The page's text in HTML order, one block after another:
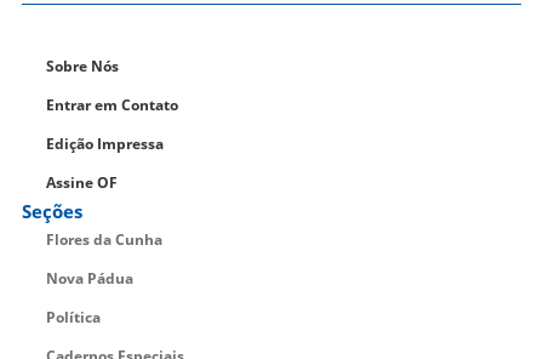
Sobre Nós
Entrar em Contato
Edição Impressa
Assine OF
Seções
Flores da Cunha
Nova Pádua
Política